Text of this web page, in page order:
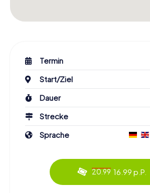
Termin
Start/Ziel
Dauer
Strecke
Sprache
20.99 16.99 p.P.